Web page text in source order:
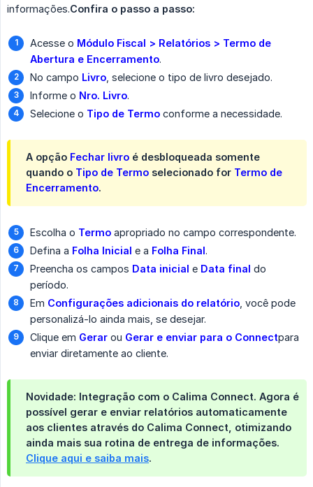
informações.Confira o passo a passo:
Acesse o Módulo Fiscal > Relatórios > Termo de
Abertura e Encerramento.
No campo Livro , selecione o tipo de livro desejado.
Informe o Nro. Livro.
Selecione o Tipo de Termo conforme a necessidade.
A opção Fechar livro é desbloqueada somente
quando o Tipo de Termo selecionado for Termo de
Encerramento.
Escolha o Termo apropriado no campo correspondente.
Defina a Folha Inicial e a Folha Final.
Preencha os campos Data inicial e Data final do
período.
Em Configurações adicionais do relatório , você pode
personalizá-lo ainda mais, se desejar.
Clique em Gerar ou Gerar e enviar para o Connectpara
enviar diretamente ao cliente.
Novidade: Integração com o Calima Connect. Agora é
possível gerar e enviar relatórios automaticamente
aos clientes através do Calima Connect , otimizando
ainda mais sua rotina de entrega de informações.
Clique aqui e saiba mais.